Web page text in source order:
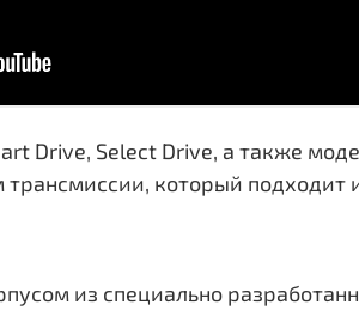
Drive, Select Drive, а также
который подходит
из специально